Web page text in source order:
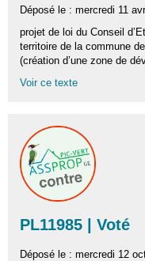
Déposé le : mercredi 11
projet de loi du Conseil
territoire de la commune
(création d’une zone de
Voir ce texte
PL11985 | Voté
Déposé le : mercredi 12